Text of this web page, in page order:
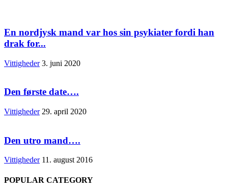
En nordjysk mand var hos sin psykiater fordi han
drak for...
Vittigheder 3. juni 2020
Den første date….
Vittigheder 29. april 2020
Den utro mand….
Vittigheder 11. august 2016
POPULAR CATEGORY